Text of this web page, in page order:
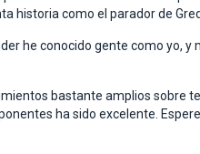
historia como el parador de
he conocido gente como yo, y
bastante amplios sobre
ha sido excelente.